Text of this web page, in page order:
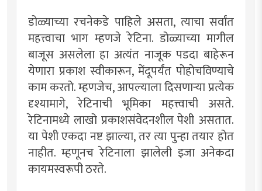
डोळ्याच्या रचनेकडे पाहिले असता, त्याचा सर्वांत
महत्त्वाचा भाग म्हणजे रेटिना. डोळ्याच्या मागील
बाजूस असलेला हा अत्यंत नाजूक पडदा बाहेरून
येणारा प्रकाश स्वीकारून, मेंदूपर्यंत पोहोचविण्याचे
काम करतो. म्हणजेच, आपल्याला दिसणाऱ्या प्रत्येक
दृश्यामागे, रेटिनाची भूमिका महत्त्वाची असते.
रेटिनामध्ये लाखो प्रकाशसंवेदनशील पेशी असतात.
या पेशी एकदा नष्ट झाल्या, तर त्या पुन्हा तयार होत
नाहीत. म्हणूनच रेटिनाला झालेली इजा अनेकदा
कायमस्वरूपी ठरते.